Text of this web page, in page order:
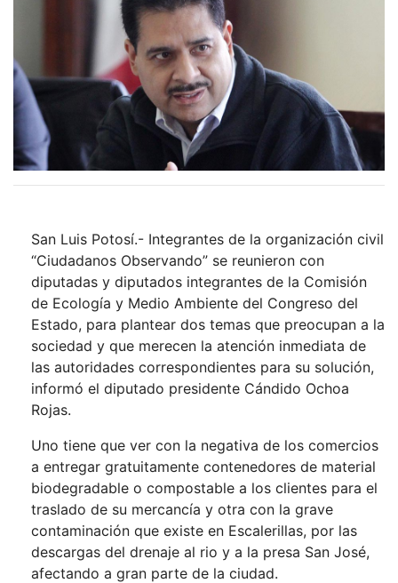
San Luis Potosí.- Integrantes de la organización civil
“Ciudadanos Observando” se reunieron con
diputadas y diputados integrantes de la Comisión
de Ecología y Medio Ambiente del Congreso del
Estado, para plantear dos temas que preocupan a la
sociedad y que merecen la atención inmediata de
las autoridades correspondientes para su solución,
informó el diputado presidente Cándido Ochoa
Rojas.
Uno tiene que ver con la negativa de los comercios
a entregar gratuitamente contenedores de material
biodegradable o compostable a los clientes para el
traslado de su mercancía y otra con la grave
contaminación que existe en Escalerillas, por las
descargas del drenaje al rio y a la presa San José,
afectando a gran parte de la ciudad.